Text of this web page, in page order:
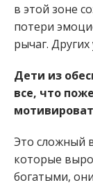
в этой зоне
потери
рычаг.
Дети из
все, что
Это сложный
которые
богатыми,